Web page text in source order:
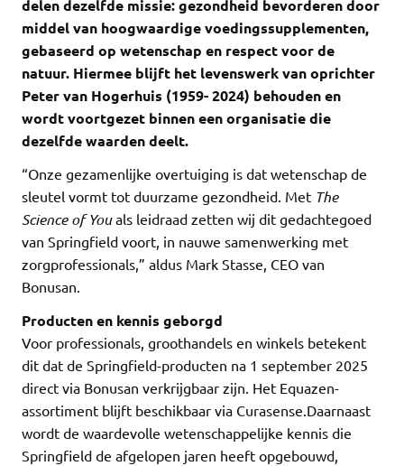
delen dezelfde missie: gezondheid bevorderen door
middel van hoogwaardige voedingssupplementen,
gebaseerd op wetenschap en respect voor de
natuur. Hiermee blijft het levenswerk van oprichter
Peter van Hogerhuis (1959- 2024) behouden en
wordt voortgezet binnen een organisatie die
dezelfde waarden deelt.
“Onze gezamenlijke overtuiging is dat wetenschap de
sleutel vormt tot duurzame gezondheid. Met The
Science of Youals leidraad zetten wij dit gedachtegoed
van Springfield voort, in nauwe samenwerking met
zorgprofessionals,” aldus Mark Stasse, CEO van
Bonusan.
Producten en kennis geborgd
Voor professionals, groothandels en winkels betekent
dit dat de Springfield-producten na 1 september 2025
direct via Bonusan verkrijgbaar zijn. Het Equazen-
assortiment blijft beschikbaar via Curasense.Daarnaast
wordt de waardevolle wetenschappelijke kennis die
Springfield de afgelopen jaren heeft opgebouwd,